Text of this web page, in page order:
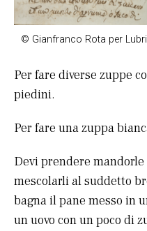
© Gianfranco Rota per
Per fare diverse zuppe
piedini.
Per fare una zuppa
Devi prendere
mescolarli al suddetto
bagna il pane messo in
un uovo con un poco di